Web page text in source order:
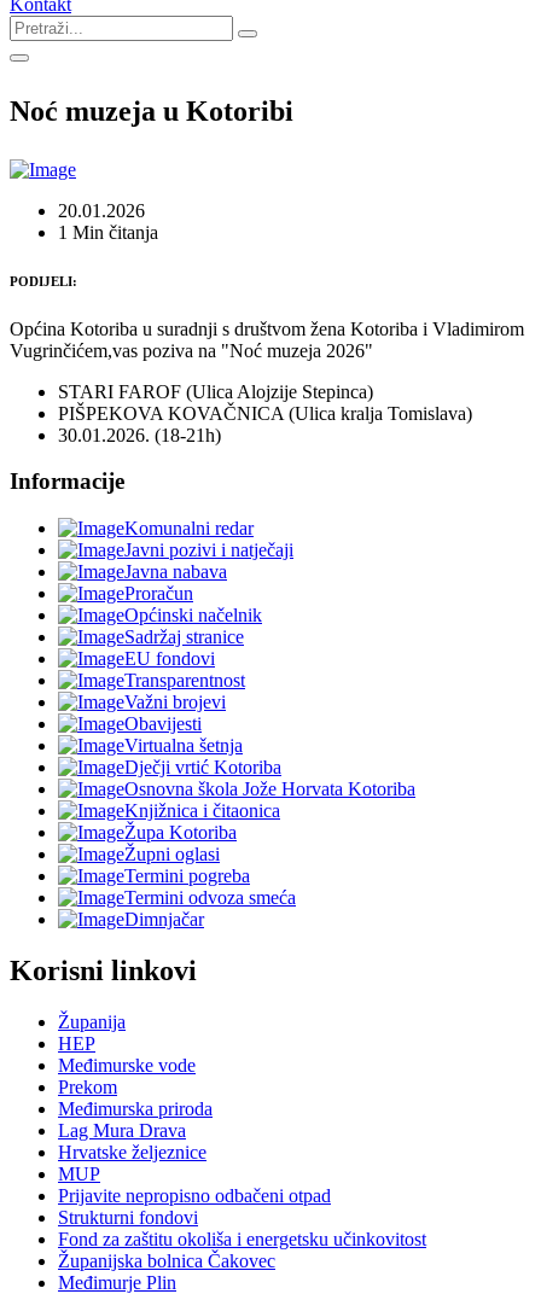
Kontakt
Noć muzeja u Kotoribi
20.01.2026
1 Min čitanja
PODIJELI:
Općina Kotoriba u suradnji s društvom žena Kotoriba i Vladimirom
Vugrinčićem,vas poziva na "Noć muzeja 2026"
STARI FAROF (Ulica Alojzije Stepinca)
PIŠPEKOVA KOVAČNICA (Ulica kralja Tomislava)
30.01.2026. (18-21h)
Informacije
Komunalni redar
Javni pozivi i natječaji
Javna nabava
Proračun
Općinski načelnik
Sadržaj stranice
EU fondovi
Transparentnost
Važni brojevi
Obavijesti
Virtualna šetnja
Dječji vrtić Kotoriba
Osnovna škola Jože Horvata Kotoriba
Knjižnica i čitaonica
Župa Kotoriba
Župni oglasi
Termini pogreba
Termini odvoza smeća
Dimnjačar
Korisni linkovi
Županija
HEP
Međimurske vode
Prekom
Međimurska priroda
Lag Mura Drava
Hrvatske željeznice
MUP
Prijavite nepropisno odbačeni otpad
Strukturni fondovi
Fond za zaštitu okoliša i energetsku učinkovitost
Županijska bolnica Čakovec
Međimurje Plin